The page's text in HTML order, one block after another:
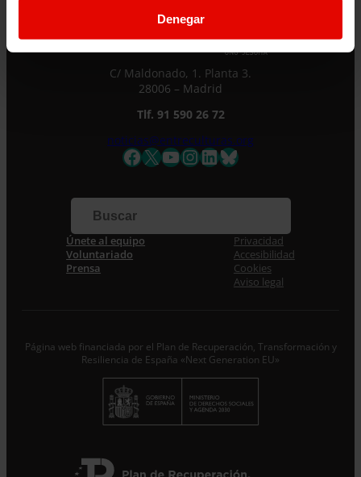
Denegar
Si quieres recibir nuestra newsletter mensual
y los correos puntuales en los que te
ofrecemos información, no dejes de completar
este formulario. Al instante, te daremos de
al tanto de todas las novedades.
Nombre *
Correo electrónico *
Acepto la Política de Privacidad*
Desde ENTRECULTURAS FE Y ALEGRÍA ESPAÑA
C/ Maldonado, 1. Planta 3.
28006 – Madrid
Tlf. 91 590 26 72
noticias@entreculturas.org
Facebook
X YouTube
Instagram
LinkedIn
Bluesky
Únete al equipo
Voluntariado
Prensa
Privacidad
Accesibilidad
Cookies
Aviso legal
Página web financiada por el Plan de Recuperación, Transformación y
Resiliencia de España «Next Generation EU»